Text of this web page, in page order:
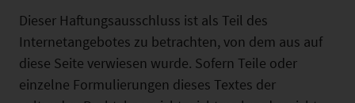
Dieser Haftungsausschluss ist als Teil des
Internetangebotes zu betrachten, von dem aus auf
diese Seite verwiesen wurde. Sofern Teile oder
einzelne Formulierungen dieses Textes der